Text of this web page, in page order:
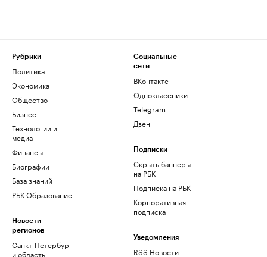
Рубрики
Политика
Экономика
Общество
Бизнес
Технологии и
медиа
Финансы
Биографии
База знаний
РБК Образование
Новости
регионов
Санкт-Петербург
и область
Социальные
сети
ВКонтакте
Одноклассники
Telegram
Дзен
Подписки
Скрыть баннеры
на РБК
Подписка на РБК
Корпоративная
подписка
Уведомления
RSS Новости